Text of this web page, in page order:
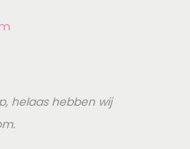
helaas hebben wij